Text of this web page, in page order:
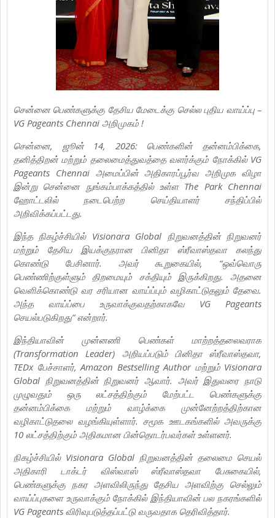
சென்னை பெண்களுக்கு தேசிய மேடைக்கு செல்ல புதிய வாய்ப்பு –
VG Pageants Chennai அறிமுகம் !
சென்னை, ஜூன் 14, 2026: பெண்களின் தன்னம்பிக்கை,
தனித்திறன் மற்றும் தலைமைத்துவத்தை வளர்க்கும் நோக்கில் VG
Pageants Chennai அமைப்பின் அதிகாரப்பூர்வ அறிமுக விழா
இன்று சென்னை நுங்கம்பாக்கத்தில் உள்ள The Park Chennai
ஹோட்டலில் நடைபெற்ற செய்தியாளர் சந்திப்பில்
அறிவிக்கப்பட்டது.
இந்த நிகழ்ச்சியில் Visionara Global நிறுவனத்தின் நிறுவனர்
மற்றும் தேசிய இயக்குநரான பினிதா ஸ்ரீவாஸ்தவா கலந்து
கொண்டு பேசினார். அவர் கூறுகையில், “ஒவ்வொரு
பெண்ணிற்குள்ளும் திறமையும் சக்தியும் இருக்கிறது. அதனை
வெளிக்கொண்டு வர சரியான வாய்ப்பும் வழிகாட்டுதலும் தேவை.
அந்த வாய்ப்பை உருவாக்குவதற்காகவே VG Pageants
செயல்படுகிறது” என்றார்.
இந்தியாவின் முன்னணி பெண்கள் மாற்றத்தலைவராக
(Transformation Leader) அறியப்படும் பினிதா ஸ்ரீவாஸ்தவா,
TEDx பேச்சாளர், Amazon Bestselling Author மற்றும் Visionara
Global நிறுவனத்தின் நிறுவனர் ஆவார். அவர் இதுவரை நாடு
முழுவதும் ஒரு லட்சத்திற்கும் மேற்பட்ட பெண்களுக்கு
தன்னம்பிக்கை மற்றும் வாழ்க்கை முன்னேற்றத்திற்கான
வழிகாட்டுதலை வழங்கியுள்ளார். சமூக ஊடகங்களில் அவருக்கு
10 லட்சத்திற்கும் அதிகமான பின்தொடர்பவர்கள் உள்ளனர்.
நிகழ்ச்சியில் Visionara Global நிறுவனத்தின் தலைமை செயல்
அதிகாரி டாக்டர் விஸ்வாஸ் ஸ்ரீவாஸ்தவா பேசுகையில்,
பெண்களுக்கு நகர அளவிலிருந்து தேசிய அளவிற்கு செல்லும்
வாய்ப்புகளை உருவாக்கும் நோக்கில் இந்தியாவின் பல நகரங்களில்
VG Pageants விரிவுபடுத்தப்பட்டு வருவதாக தெரிவித்தார்.